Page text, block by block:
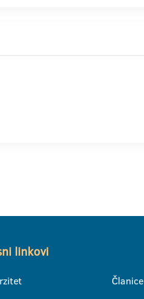
linkovi
Članice